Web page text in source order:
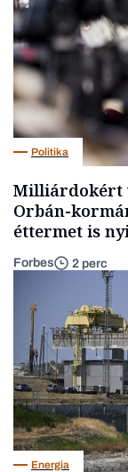
Politika
Milliárdokért
Orbán-
éttermet is
Forbes 2 perc
Energia